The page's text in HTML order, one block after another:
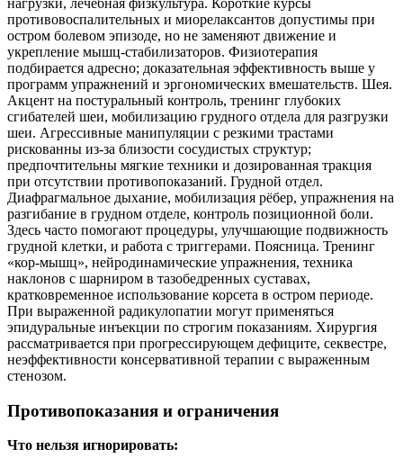
нагрузки, лечебная физкультура. Короткие курсы
противовоспалительных и миорелаксантов допустимы при
остром болевом эпизоде, но не заменяют движение и
укрепление мышц‑стабилизаторов. Физиотерапия
подбирается адресно; доказательная эффективность выше у
программ упражнений и эргономических вмешательств. Шея.
Акцент на постуральный контроль, тренинг глубоких
сгибателей шеи, мобилизацию грудного отдела для разгрузки
шеи. Агрессивные манипуляции с резкими трастами
рискованны из‑за близости сосудистых структур;
предпочтительны мягкие техники и дозированная тракция
при отсутствии противопоказаний. Грудной отдел.
Диафрагмальное дыхание, мобилизация рёбер, упражнения на
разгибание в грудном отделе, контроль позиционной боли.
Здесь часто помогают процедуры, улучшающие подвижность
грудной клетки, и работа с триггерами. Поясница. Тренинг
«кор‑мышц», нейродинамические упражнения, техника
наклонов с шарниром в тазобедренных суставах,
кратковременное использование корсета в остром периоде.
При выраженной радикулопатии могут применяться
эпидуральные инъекции по строгим показаниям. Хирургия
рассматривается при прогрессирующем дефиците, секвестре,
неэффективности консервативной терапии с выраженным
стенозом.
Противопоказания и ограничения
Что нельзя игнорировать: